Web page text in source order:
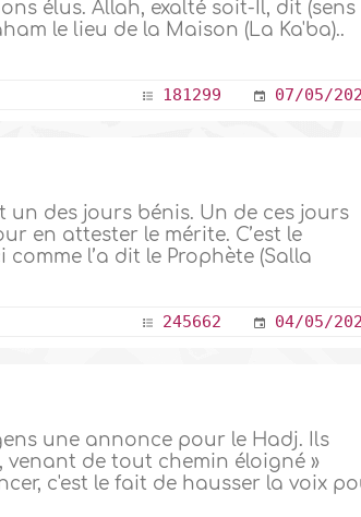
élus. Allah, exalté soit-Il, dit (sens
le lieu de la Maison (La Ka'ba)..
181299 07/05/
un des jours bénis. Un de ces jours
en attester le mérite. C’est le
l’a dit le Prophète (Salla
245662 04/05/
une annonce pour le Hadj. Ils
de tout chemin éloigné »
c'est le fait de hausser la voix